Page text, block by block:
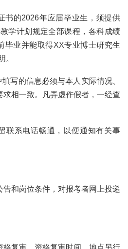
书的2026年应届毕业生，须提供
学计划规定全部课程，各科成绩
毕业并能取得XX专业博士研究生
。
写的信息必须与本人实际情况、
相一致。凡弄虚作假者，一经查
联系电话畅通，以便通知有关事
和岗位条件，对报考者网上投递
格复审。资格复审时间、地点另行